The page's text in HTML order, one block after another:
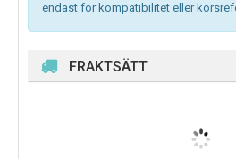
endast för kompatibilitet eller
FRAKTSÄTT